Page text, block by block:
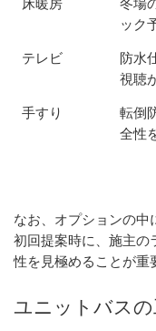
床暖房
冬場
ック
テレビ
防水
視聴
手すり
転倒
全性
なお、オプションの中
初回提案時に、施主の
性を見極めることが重
ユニットバス